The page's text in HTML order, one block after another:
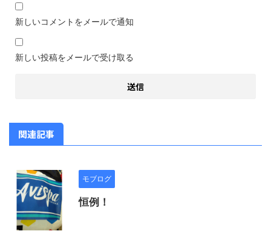
新しいコメントをメールで通知
新しい投稿をメールで受け取る
関連記事
モブログ
恒例！